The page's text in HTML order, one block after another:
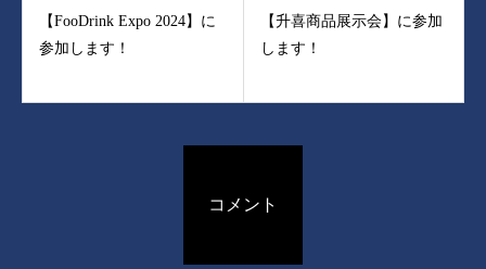
【FooDrink Expo 2024】に
参加します！
【升喜商品展示会】に参加
します！
コメント